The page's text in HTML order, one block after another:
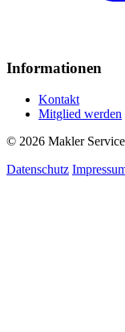
Informationen
Kontakt
Mitglied werden
© 2026 Makler
Datenschutz